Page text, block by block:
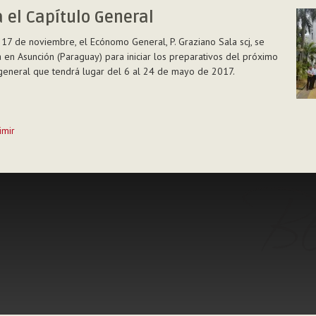
el Capítulo General
de noviembre, el Ecónomo General, P. Graziano Sala scj, se
en Asunción (Paraguay) para iniciar los preparativos del próximo
que tendrá lugar del 6 al 24 de mayo de 2017.